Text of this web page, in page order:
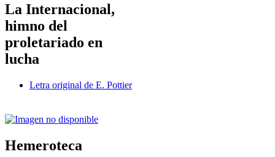
La Internacional,
himno del
proletariado en
lucha
Letra original de E. Pottier
Hemeroteca